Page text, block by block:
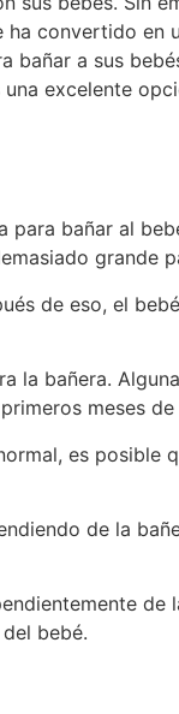
ha convertido en
bañar a sus
excelente
para bañar al
grande
de eso, el
la bañera.
meses de
es posible
de la
de
bebé.